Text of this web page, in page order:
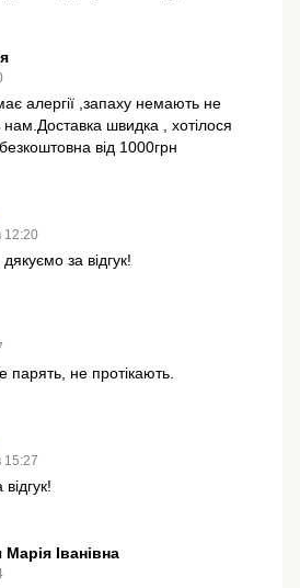
алергії ,запаху немають не
нам.Доставка швидка , хотілося
від 1000грн
12:20
за відгук!
не протікають.
15:27
Іванівна